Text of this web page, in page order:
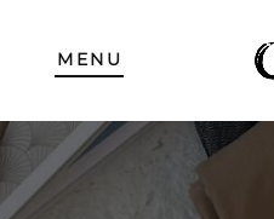
MENU